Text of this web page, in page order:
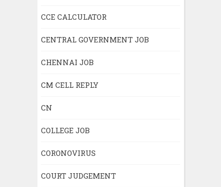
CCE CALCULATOR
CENTRAL GOVERNMENT JOB
CHENNAI JOB
CM CELL REPLY
CN
COLLEGE JOB
CORONOVIRUS
COURT JUDGEMENT